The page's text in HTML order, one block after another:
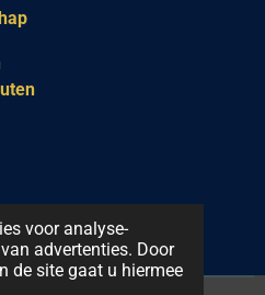
voor analyse-
advertenties. Door
de site gaat u hiermee